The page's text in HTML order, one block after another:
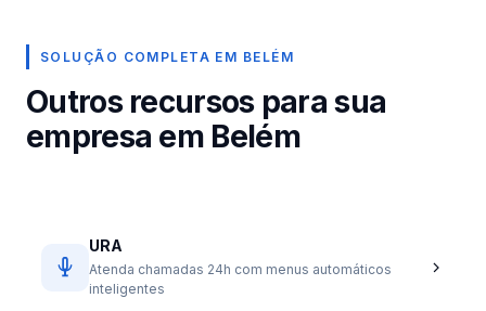
SOLUÇÃO COMPLETA EM BELÉM
Outros recursos para sua
empresa em Belém
URA
Atenda chamadas 24h com menus automáticos
inteligentes